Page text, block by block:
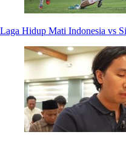
Laga Hidup Mati Indonesia vs